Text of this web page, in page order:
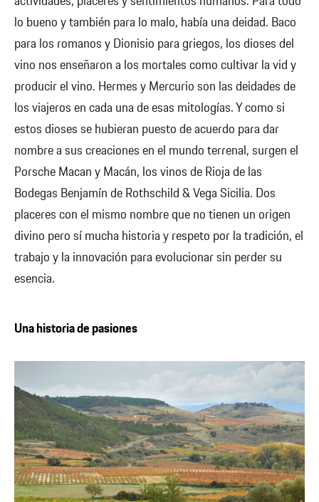
lo bueno y también para lo malo, había una deidad. Baco
para los romanos y Dionisio para griegos, los dioses del
vino nos enseñaron a los mortales como cultivar la vid y
producir el vino. Hermes y Mercurio son las deidades de
los viajeros en cada una de esas mitologías. Y como si
estos dioses se hubieran puesto de acuerdo para dar
nombre a sus creaciones en el mundo terrenal, surgen el
Porsche Macan y Macán, los vinos de Rioja de las
Bodegas Benjamín de Rothschild & Vega Sicilia. Dos
placeres con el mismo nombre que no tienen un origen
divino pero sí mucha historia y respeto por la tradición, el
trabajo y la innovación para evolucionar sin perder su
esencia.
Una historia de pasiones